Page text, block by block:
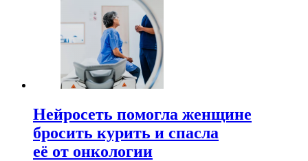
Нейросеть помогла женщине
бросить курить и спасла
её от онкологии